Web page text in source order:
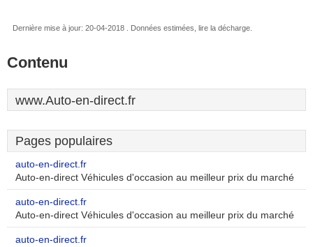
Dernière mise à jour: 20-04-2018 . Données estimées, lire la décharge.
Contenu
www.Auto-en-direct.fr
Pages populaires
auto-en-direct.fr
Auto-en-direct Véhicules d'occasion au meilleur prix du marché
auto-en-direct.fr
Auto-en-direct Véhicules d'occasion au meilleur prix du marché
auto-en-direct.fr